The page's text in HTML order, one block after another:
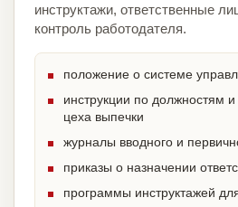
инструктажи, ответственные
контроль работодателя.
положение о системе
инструкции по должностям
цеха выпечки
журналы вводного и
приказы о назначении
программы инструктажей